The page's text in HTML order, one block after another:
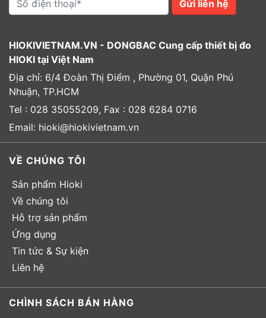
Gửi liên hệ
HIOKIVIETNAM.VN - DONGBAC Cung cấp thiết bị đo
HIOKI tại Việt Nam
Địa chỉ: 6/4 Đoàn Thị Điểm , Phường 01, Quận Phú
Nhuận, TP.HCM
Tel : 028 35055209, Fax : 028 6284 0716
Email: hioki@hiokivietnam.vn
VỀ CHÚNG TÔI
Sản phẩm Hioki
Về chúng tôi
Hỗ trợ sản phẩm
Ứng dụng
Tin tức & Sự kiện
Liên hệ
CHÌNH SÁCH BÁN HÀNG